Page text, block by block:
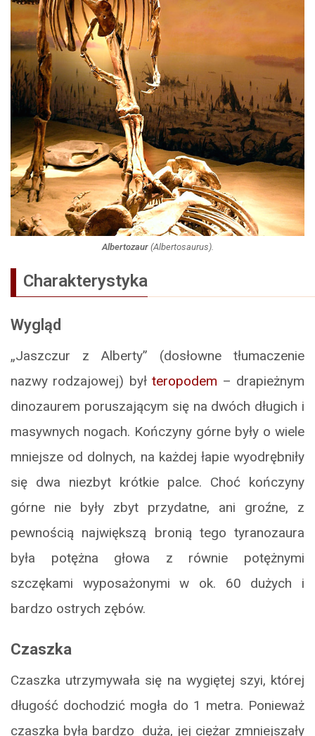
Albertozaur(Albertosaurus).
Charakterystyka
Wygląd
„Jaszczur z Alberty” (dosłowne tłumaczenie
nazwy rodzajowej) byłteropodem – drapieżnym
dinozaurem poruszającym się na dwóch długich i
masywnych nogach. Kończyny górne były o wiele
mniejsze od dolnych, na każdej łapie wyodrębniły
się dwa niezbyt krótkie palce. Choć kończyny
górne nie były zbyt przydatne, ani groźne, z
pewnością największą bronią tego tyranozaura
była potężna głowa z równie potężnymi
szczękami wyposażonymi w ok. 60 dużych i
bardzo ostrych zębów.
Czaszka
Czaszka utrzymywała się na wygiętej szyi, której
długość dochodzić mogła do 1 metra. Ponieważ
czaszka była bardzo duża, jej ciężar zmniejszały